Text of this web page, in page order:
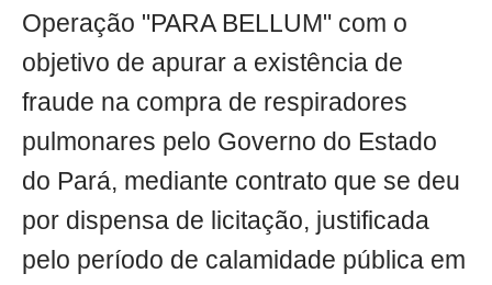
Operação "PARA BELLUM" com o
objetivo de apurar a existência de
fraude na compra de respiradores
pulmonares pelo Governo do Estado
do Pará, mediante contrato que se deu
por dispensa de licitação, justificada
pelo período de calamidade pública em